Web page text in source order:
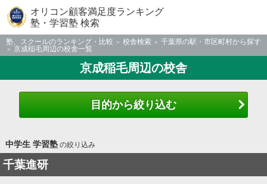
オリコン顧客満足度ランキング
塾・学習塾 検索
塾、スクールのランキング・比較 校舎検索
千葉県の駅・市区町村から探す
京成稲毛周辺の校舎一覧
京成稲毛周辺の校舎
目的から絞り込む
中学生 学習塾の絞り込み
千葉進研